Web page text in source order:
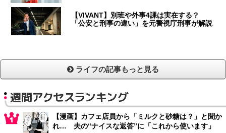
【VIVANT】別班や外事4課は実在する？
「公安と刑事の違い」を元警視庁刑事が解説
ライフの記事もっと見る
週間アクセスランキング
【漫画】カフェ店員から「ミルクと砂糖は？」と聞か
れ… 夫の“ナイスな返答”に「これから使います」